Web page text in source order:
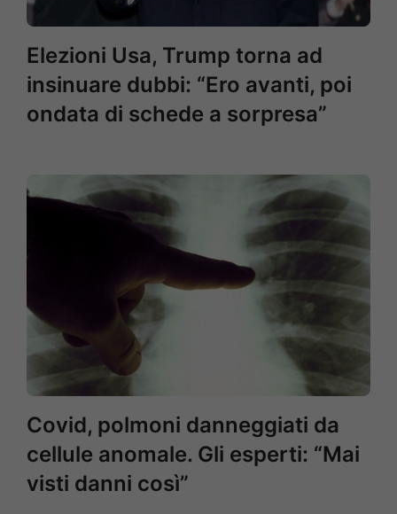
Elezioni Usa, Trump torna ad
insinuare dubbi: “Ero avanti, poi
ondata di schede a sorpresa”
Covid, polmoni danneggiati da
cellule anomale. Gli esperti: “Mai
visti danni così”